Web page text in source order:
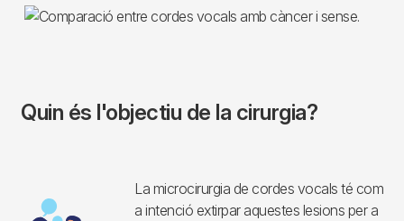
Quin és l'objectiu de la cirurgia?
Imagen
La microcirurgia de cordes vocals té com
a intenció extirpar aquestes lesions per a